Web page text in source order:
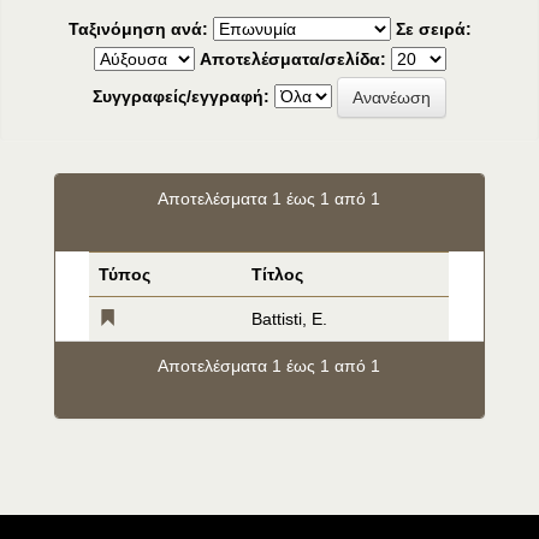
Ταξινόμηση ανά:
Σε σειρά:
Αποτελέσματα/σελίδα:
Συγγραφείς/εγγραφή:
Αποτελέσματα 1 έως 1 από 1
Τύπος Τίτλος
Battisti, E.
Αποτελέσματα 1 έως 1 από 1